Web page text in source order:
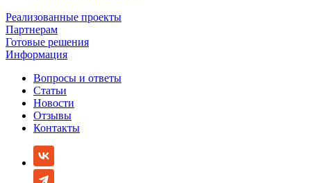
Реализованные проекты
Партнерам
Готовые решения
Информация
Вопросы и ответы
Статьи
Новости
Отзывы
Контакты